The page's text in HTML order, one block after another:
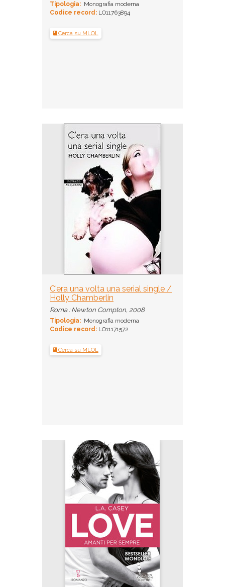
Tipologia: Monografia moderna
Codice record: LO11763894
Cerca su MLOL
C'era una volta una serial single /
Holly Chamberlin
Roma : Newton Compton, 2008
Tipologia: Monografia moderna
Codice record: LO11171572
Cerca su MLOL